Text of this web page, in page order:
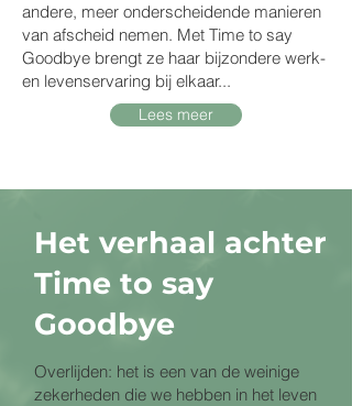
andere, meer onderscheidende manieren
van afscheid nemen. Met Time to say
Goodbye brengt ze haar bijzondere werk-
en levenservaring bij elkaar...
Lees meer
Het verhaal achter
Time to say
Goodbye
Overlijden: het is een van de weinige
zekerheden die we hebben in het leven